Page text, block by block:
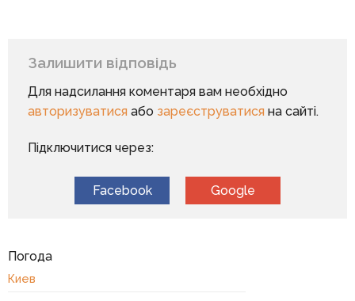
Залишити відповідь
Для надсилання коментаря вам необхідно
авторизуватисяабо зареєструватисяна сайті.
Підключитися через:
Facebook Google
Погода
Киев